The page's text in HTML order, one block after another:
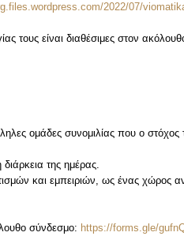
2022/07/
τους είναι διαθέσιμες στον
ομάδες συνομιλίας που ο στόχος
της ημέρας.
και εμπειριών, ως ένας χώρος
σύνδεσμο: https://forms.gle/